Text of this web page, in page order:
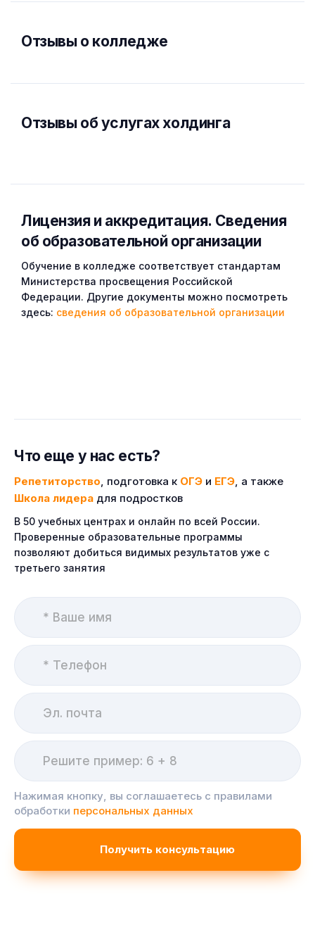
Отзывы о колледже
Отзывы об услугах холдинга
Лицензия и аккредитация. Cведения
об образовательной организации
Обучение в колледже соответствует стандартам
Министерства просвещения Российской
Федерации. Другие документы можно посмотреть
здесь: сведения об образовательной организации
Что еще у нас есть?
Репетиторство, подготовка к ОГЭ и ЕГЭ, а также
Школа лидера для подростков
В 50 учебных центрах и онлайн по всей России.
Проверенные образовательные программы
позволяют добиться видимых результатов уже с
третьего занятия
Нажимая кнопку, вы соглашаетесь с правилами
обработки персональных данных